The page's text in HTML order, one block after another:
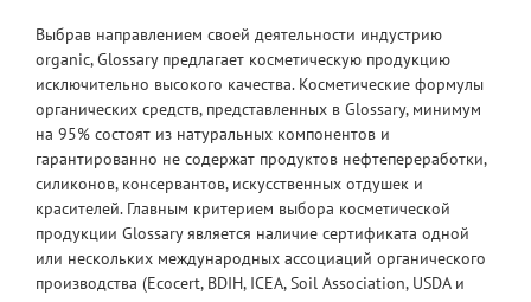
Выбрав направлением своей деятельности индустрию
organic, Glossary предлагает косметическую продукцию
исключительно высокого качества. Косметические формулы
органических средств, представленных в Glossary, минимум
на 95% состоят из натуральных компонентов и
гарантированно не содержат продуктов нефтепереработки,
силиконов, консервантов, искусственных отдушек и
красителей. Главным критерием выбора косметической
продукции Glossary является наличие сертификата одной
или нескольких международных ассоциаций органического
производства (Ecocert, BDIH, ICEA, Soil Association, USDA и